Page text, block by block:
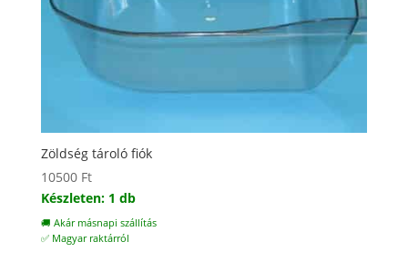
Zöldség tároló fiók
10500 Ft
Készleten: 1 db
🚚 Akár másnapi szállítás
✅ Magyar raktárról